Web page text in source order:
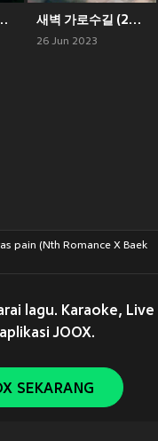
고 싶었어 새벽 가로수길 (2023) (여름날 우리 X 백지영, 유회승 (엔플라잉)) (Garosugil At Dawn (2023) (My love X Baek Z Young, Yoo Hwe Seung (N.Flying)))
26 Jun 2023
pain (Nth Romance X Baek
lagu. Karaoke, Live
JOOX.
SEKARANG